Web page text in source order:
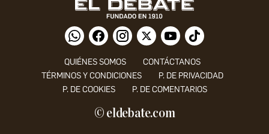
QUIÉNES SOMOS
CONTÁCTANOS
TÉRMINOS Y CONDICIONES
P. DE PRIVACIDAD
P. DE COOKIES
P. DE COMENTARIOS
© eldebate.com